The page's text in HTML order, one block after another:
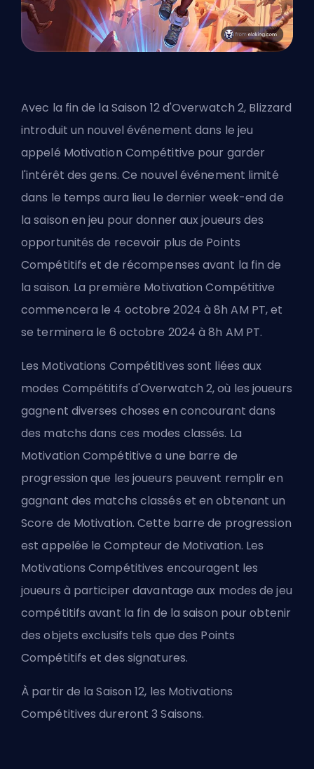
Avec la fin de la Saison 12 d'Overwatch 2, Blizzard
introduit un nouvel événement dans le jeu
appelé Motivation Compétitive pour garder
l'intérêt des gens. Ce nouvel événement limité
dans le temps aura lieu le dernier week-end de
la saison en jeu pour donner aux joueurs des
opportunités de recevoir plus de Points
Compétitifs et de récompenses avant la fin de
la saison. La première Motivation Compétitive
commencera le 4 octobre 2024 à 8h AM PT, et
se terminera le 6 octobre 2024 à 8h AM PT.
Les Motivations Compétitives sont liées aux
modes Compétitifs d'Overwatch 2, où les joueurs
gagnent diverses choses en concourant dans
des matchs dans ces modes classés. La
Motivation Compétitive a une barre de
progression que les joueurs peuvent remplir en
gagnant des matchs classés et en obtenant un
Score de Motivation. Cette barre de progression
est appelée le Compteur de Motivation. Les
Motivations Compétitives encouragent les
joueurs à participer davantage aux modes de jeu
compétitifs avant la fin de la saison pour obtenir
des objets exclusifs tels que des Points
Compétitifs et des signatures.
À partir de la Saison 12, les Motivations
Compétitives dureront 3 Saisons.